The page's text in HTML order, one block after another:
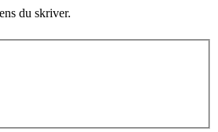
du skriver.